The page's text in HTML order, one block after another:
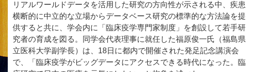
リアルワールドデータを活用した研究の方向性が示される中、疾患
横断的に中立的な立場からデータベース研究の標準的な方法論を提
供すると共に、学会内に「臨床疫学専門家制度」を創設して若手研
究者の育成を図る。同学会代表理事に就任した福原俊一氏（福島県
立医科大学副学長）は、18日に都内で開催された発足記念講演会
で、「臨床疫学がビッグデータにアクセスできる時代になった。臨